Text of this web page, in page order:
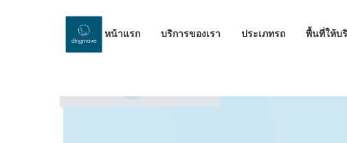
หน้าแรก บริการของเรา ประเภทรถ พื้นที่ให้บ